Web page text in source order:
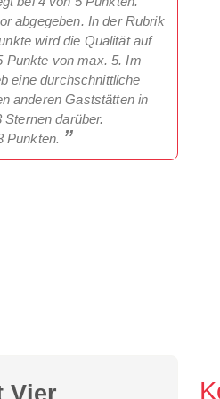
abgegeben. In der Rubrik
wird die Qualität auf
Punkte von max. 5. Im
eine durchschnittliche
anderen Gaststätten in
darüber.
Punkten.
Vier